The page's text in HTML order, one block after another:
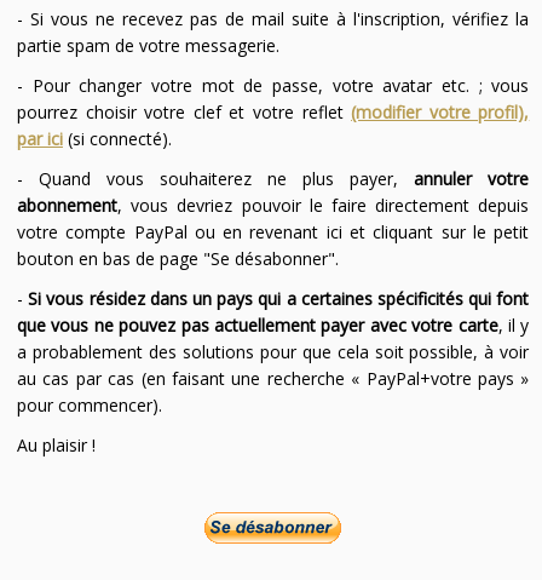
- Si vous ne recevez pas de mail suite à l'inscription, vérifiez la
partie spam de votre messagerie.
- Pour changer votre mot de passe, votre avatar etc. ; vous
pourrez choisir votre clef et votre reflet(modifier votre profil),
par ici(si connecté).
- Quand vous souhaiterez ne plus payer,annuler votre
abonnement, vous devriez pouvoir le faire directement depuis
votre compte PayPal ou en revenant ici et cliquant sur le petit
bouton en bas de page "Se désabonner".
-Si vous résidez dans un pays qui a certaines spécificités qui font
que vous ne pouvez pas actuellement payer avec votre carte, il y
a probablement des solutions pour que cela soit possible, à voir
au cas par cas (en faisant une recherche « PayPal+votre pays »
pour commencer).
Au plaisir !